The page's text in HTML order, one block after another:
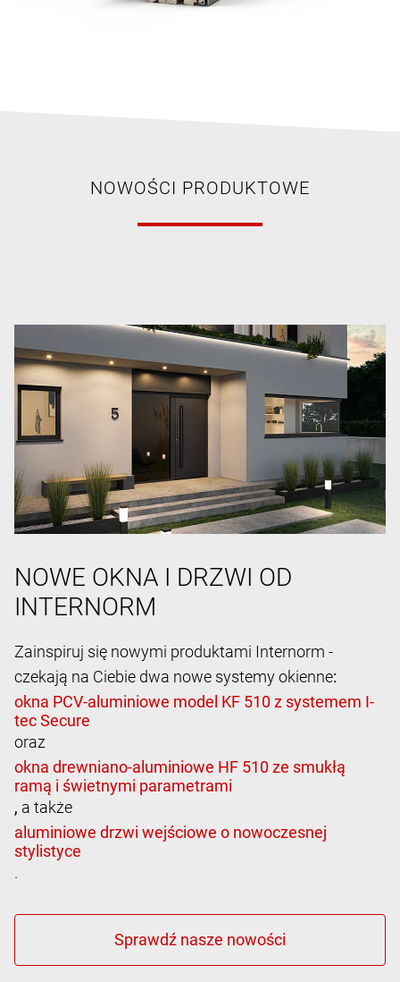
NOWOŚCI PRODUKTOWE
NOWE OKNA I DRZWI OD
INTERNORM
Zainspiruj się nowymi produktami Internorm -
czekają na Ciebie dwa nowe systemy okienne:
oraz
, a także
.